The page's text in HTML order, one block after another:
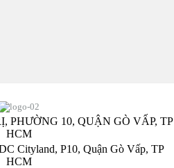
PHƯỜNG 10, QUẬN GÒ VẤP, TP
HCM
Cityland, P10, Quận Gò Vấp, TP
HCM